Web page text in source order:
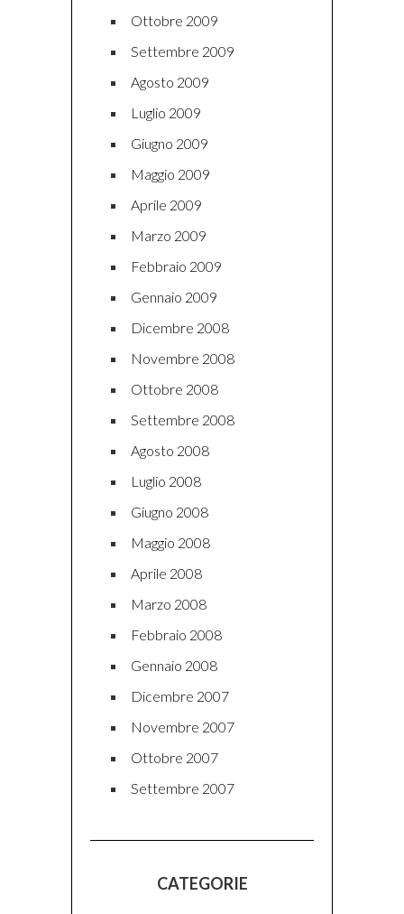
Ottobre 2009
Settembre 2009
Agosto 2009
Luglio 2009
Giugno 2009
Maggio 2009
Aprile 2009
Marzo 2009
Febbraio 2009
Gennaio 2009
Dicembre 2008
Novembre 2008
Ottobre 2008
Settembre 2008
Agosto 2008
Luglio 2008
Giugno 2008
Maggio 2008
Aprile 2008
Marzo 2008
Febbraio 2008
Gennaio 2008
Dicembre 2007
Novembre 2007
Ottobre 2007
Settembre 2007
CATEGORIE